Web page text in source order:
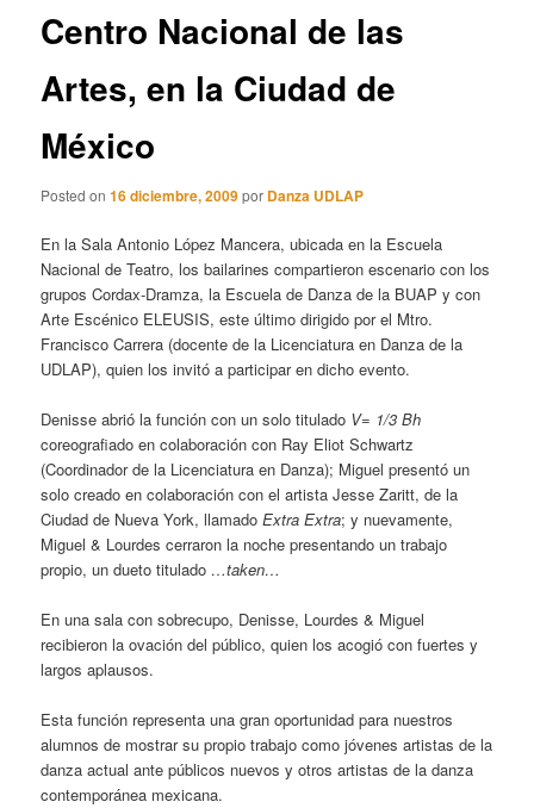
Centro Nacional de las
Artes, en la Ciudad de
México
Posted on16 diciembre, 2009por Danza UDLAP
En la Sala Antonio López Mancera, ubicada en la Escuela
Nacional de Teatro, los bailarines compartieron escenario con los
grupos Cordax-Dramza, la Escuela de Danza de la BUAP y con
Arte Escénico ELEUSIS, este último dirigido por el Mtro.
Francisco Carrera (docente de la Licenciatura en Danza de la
UDLAP), quien los invitó a participar en dicho evento.
Denisse abrió la función con un solo titulado V= 1/3 Bh
coreografiado en colaboración con Ray Eliot Schwartz
(Coordinador de la Licenciatura en Danza); Miguel presentó un
solo creado en colaboración con el artista Jesse Zaritt, de la
Ciudad de Nueva York, llamadoExtra Extra; y nuevamente,
Miguel & Lourdes cerraron la noche presentando un trabajo
propio, un dueto titulado …taken…
En una sala con sobrecupo, Denisse, Lourdes & Miguel
recibieron la ovación del público, quien los acogió con fuertes y
largos aplausos.
Esta función representa una gran oportunidad para nuestros
alumnos de mostrar su propio trabajo como jóvenes artistas de la
danza actual ante públicos nuevos y otros artistas de la danza
contemporánea mexicana.